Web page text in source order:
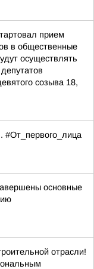
прием
в общественные
осуществлять
созыва 18,
#От_первого_лица
основные
отрасли!